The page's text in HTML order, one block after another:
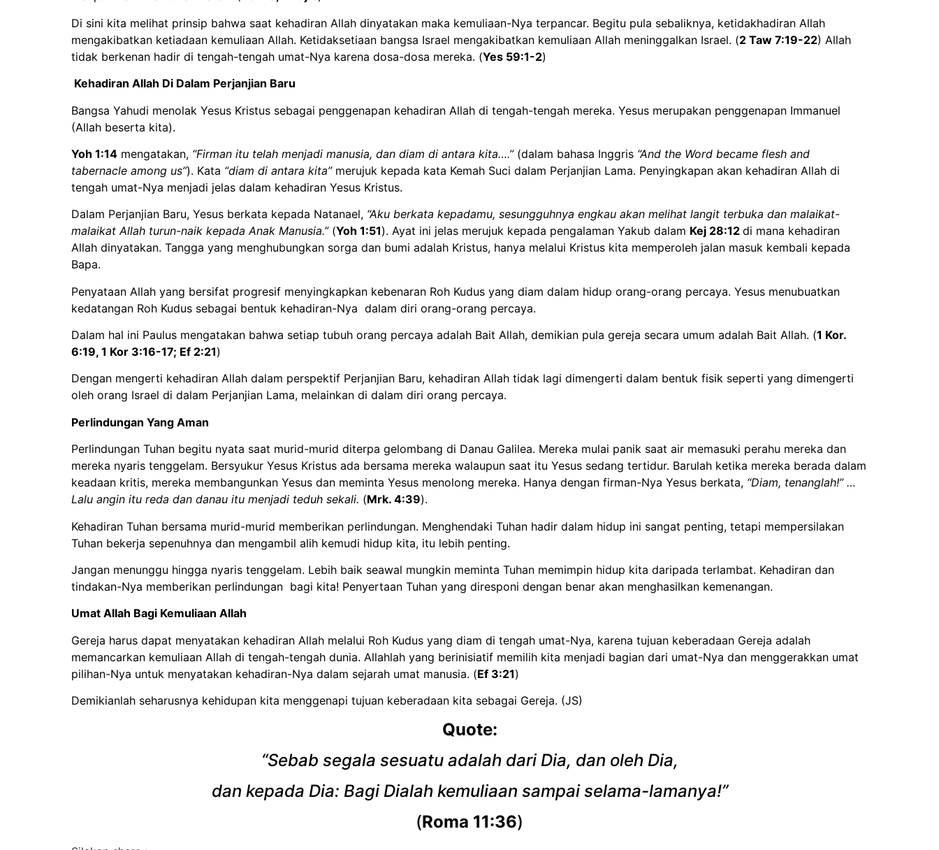
Di sini kita melihat prinsip bahwa saat kehadiran Allah dinyatakan maka kemuliaan-Nya terpancar. Begitu pula sebaliknya, ketidakhadiran Allah
mengakibatkan ketiadaan kemuliaan Allah. Ketidaksetiaan bangsa Israel mengakibatkan kemuliaan Allah meninggalkan Israel. (2 Taw 7:19-22) Allah
tidak berkenan hadir di tengah-tengah umat-Nya karena dosa-dosa mereka. (Yes 59:1-2)
Kehadiran Allah Di Dalam Perjanjian Baru
Bangsa Yahudi menolak Yesus Kristus sebagai penggenapan kehadiran Allah di tengah-tengah mereka. Yesus merupakan penggenapan Immanuel
(Allah beserta kita).
Yoh 1:14 mengatakan, “Firman itu telah menjadi manusia, dan diam di antara kita….”(dalam bahasa Inggris “And the Word became flesh and
tabernacle among us”). Kata “diam di antara kita”merujuk kepada kata Kemah Suci dalam Perjanjian Lama. Penyingkapan akan kehadiran Allah di
tengah umat-Nya menjadi jelas dalam kehadiran Yesus Kristus.
Dalam Perjanjian Baru, Yesus berkata kepada Natanael, “Aku berkata kepadamu, sesungguhnya engkau akan melihat langit terbuka dan malaikat-
malaikat Allah turun-naik kepada Anak Manusia.” (Yoh 1:51). Ayat ini jelas merujuk kepada pengalaman Yakub dalam Kej 28:12 di mana kehadiran
Allah dinyatakan. Tangga yang menghubungkan sorga dan bumi adalah Kristus, hanya melalui Kristus kita memperoleh jalan masuk kembali kepada
Bapa.
Penyataan Allah yang bersifat progresif menyingkapkan kebenaran Roh Kudus yang diam dalam hidup orang-orang percaya. Yesus menubuatkan
kedatangan Roh Kudus sebagai bentuk kehadiran-Nya dalam diri orang-orang percaya.
Dalam hal ini Paulus mengatakan bahwa setiap tubuh orang percaya adalah Bait Allah, demikian pula gereja secara umum adalah Bait Allah. (1 Kor.
6:19, 1 Kor 3:16-17; Ef 2:21)
Dengan mengerti kehadiran Allah dalam perspektif Perjanjian Baru, kehadiran Allah tidak lagi dimengerti dalam bentuk fisik seperti yang dimengerti
oleh orang Israel di dalam Perjanjian Lama, melainkan di dalam diri orang percaya.
Perlindungan Yang Aman
Perlindungan Tuhan begitu nyata saat murid-murid diterpa gelombang di Danau Galilea. Mereka mulai panik saat air memasuki perahu mereka dan
mereka nyaris tenggelam. Bersyukur Yesus Kristus ada bersama mereka walaupun saat itu Yesus sedang tertidur. Barulah ketika mereka berada dalam
keadaan kritis, mereka membangunkan Yesus dan meminta Yesus menolong mereka. Hanya dengan firman-Nya Yesus berkata, “Diam, tenanglah!” …
Lalu angin itu reda dan danau itu menjadi teduh sekali. (Mrk. 4:39).
Kehadiran Tuhan bersama murid-murid memberikan perlindungan. Menghendaki Tuhan hadir dalam hidup ini sangat penting, tetapi mempersilakan
Tuhan bekerja sepenuhnya dan mengambil alih kemudi hidup kita, itu lebih penting.
Jangan menunggu hingga nyaris tenggelam. Lebih baik seawal mungkin meminta Tuhan memimpin hidup kita daripada terlambat. Kehadiran dan
tindakan-Nya memberikan perlindungan bagi kita! Penyertaan Tuhan yang diresponi dengan benar akan menghasilkan kemenangan.
Umat Allah Bagi Kemuliaan Allah
Gereja harus dapat menyatakan kehadiran Allah melalui Roh Kudus yang diam di tengah umat-Nya, karena tujuan keberadaan Gereja adalah
memancarkan kemuliaan Allah di tengah-tengah dunia. Allahlah yang berinisiatif memilih kita menjadi bagian dari umat-Nya dan menggerakkan umat
pilihan-Nya untuk menyatakan kehadiran-Nya dalam sejarah umat manusia. (Ef 3:21)
Demikianlah seharusnya kehidupan kita menggenapi tujuan keberadaan kita sebagai Gereja. (JS)
Quote:
“Sebab segala sesuatu adalah dari Dia, dan oleh Dia,
dan kepada Dia: Bagi Dialah kemuliaan sampai selama-lamanya!”
(Roma 11:36)